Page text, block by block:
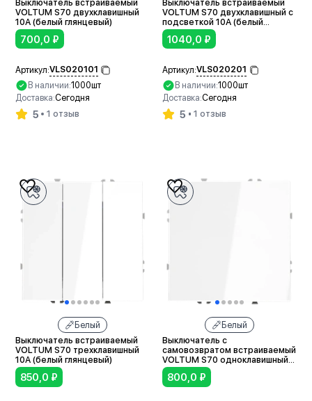
Выключатель встраиваемый
VOLTUM S70 двухклавишный
10А (белый глянцевый)
700,0 ₽
Артикул:VLS020101
В наличии:1000шт
Доставка:Сегодня
5 1 отзыв
Выключатель встраиваемый
VOLTUM S70 двухклавишный с
подсветкой 10А (белый
глянцевый)
1040,0 ₽
Артикул:VLS020201
В наличии:1000шт
Доставка:Сегодня
5 1 отзыв
Белый
Выключатель встраиваемый
VOLTUM S70 трехклавишный
10А (белый глянцевый)
850,0 ₽
Белый
Выключатель с
самовозвратом встраиваемый
VOLTUM S70 одноклавишный
10А (белый глянцевый)
800,0 ₽